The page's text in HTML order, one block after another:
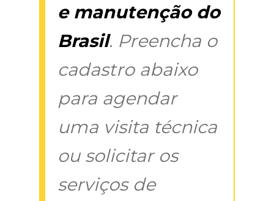
e manutenção do
Brasil. Preencha o
cadastro abaixo
para agendar
uma visita técnica
ou solicitar os
serviços de